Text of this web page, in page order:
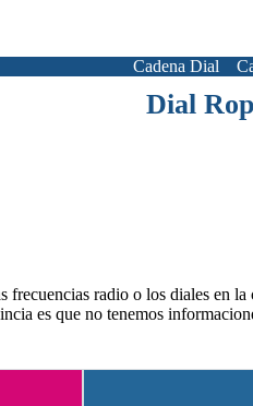
Cadena Dial
Dial
frecuencias radio o los diales en
es que no tenemos